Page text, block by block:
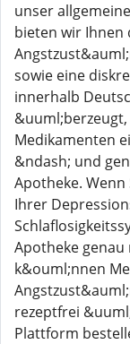
unser
bieten wir Ihnen
sowie eine
innerhalb
Medikamenten
&ndash; und
Apotheke.
Ihrer
Apotheke genau
k&ouml;nnen
rezeptfrei
Plattform